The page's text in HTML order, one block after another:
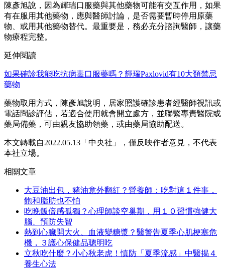
陳彥旭說，因為輝瑞口服藥與其他藥物可能有交互作用，如果
有在服用其他藥物，應與醫師討論，是否需要暫時停用原藥
物、或用其他藥物替代。最重要是，務必充分諮詢醫師，讓藥
物療程完整。
延伸閱讀
如果確診我能吃抗病毒口服藥嗎？輝瑞Paxlovid有10大類禁忌
藥物
藥物取用方式，陳彥旭說明，居家照護確診患者經醫師視訊或
電話問診評估，若適合使用就會開立處方，並聯繫專責醫院或
藥局備藥，可由親友協助領藥，或由藥局協助配送。
本文轉載自2022.05.13「中央社」，僅反映作者意見，不代表
本社立場。
相關文章
大豆油出包，豬油意外翻紅？營養師：吃對這１件事，
飽和脂肪也不怕
吃晚飯倍感孤獨？心理師談空巢期，用１０習慣強健大
腦、預防失智
熱到心臟開大火、血液變糖漿？醫警告夏季心肌梗塞危
機，３護心保健品聰明吃
立秋吃什麼？小心秋老虎！慎防「夏季流感」中醫揭４
養生心法